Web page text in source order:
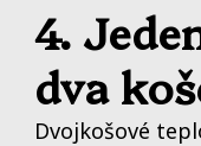
4.
dva
Dvojkošové